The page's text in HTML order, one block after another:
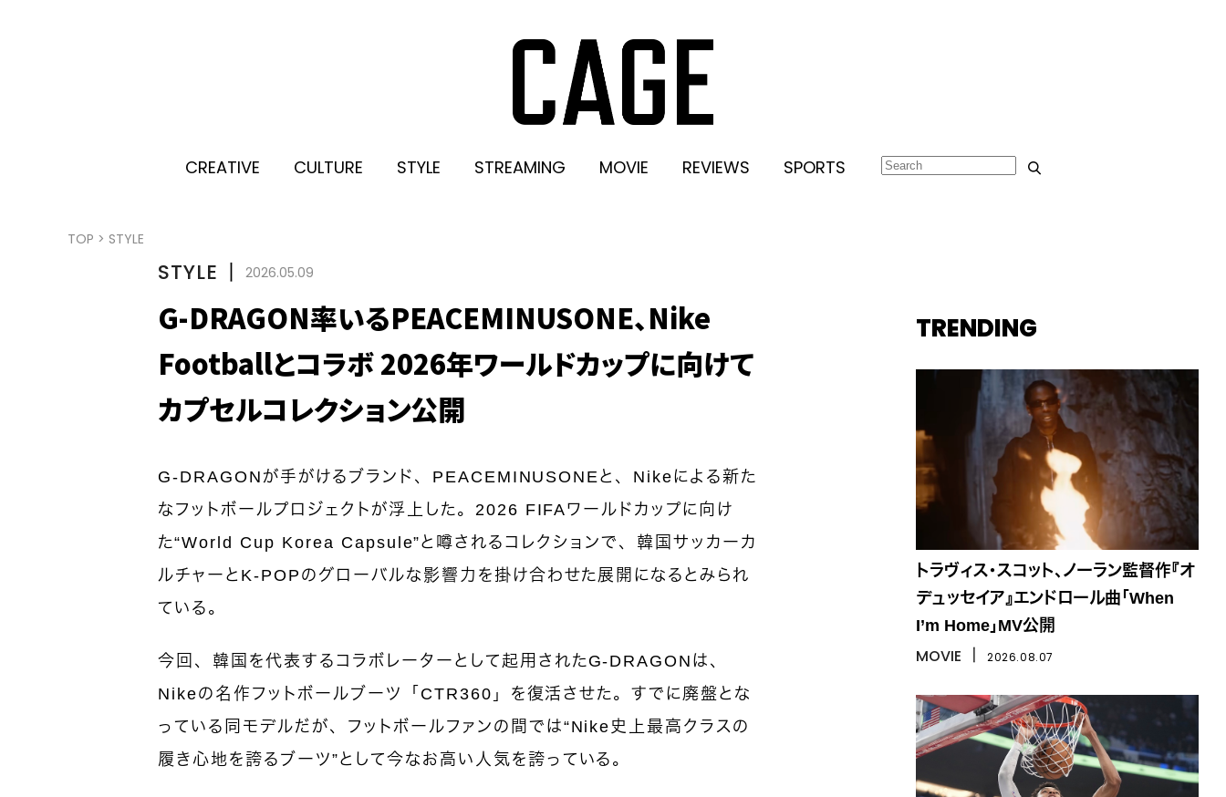
CREATIVE CULTURE STYLE STREAMING MOVIE REVIEWS SPORTS
TOP > STYLE
STYLE 丨 2026.05.09
G-DRAGON率いるPEACEMINUSONE、Nike
Footballとコラボ 2026年ワールドカップに向けて
カプセルコレクション公開
G-DRAGONが手がけるブランド、PEACEMINUSONEと、Nikeによる新た
なフットボールプロジェクトが浮上した。2026 FIFAワールドカップに向け
た“World Cup Korea Capsule”と噂されるコレクションで、韓国サッカーカ
ルチャーとK-POPのグローバルな影響力を掛け合わせた展開になるとみられ
ている。
今回、韓国を代表するコラボレーターとして起用されたG-DRAGONは、
Nikeの名作フットボールブーツ「CTR360」を復活させた。すでに廃盤とな
っている同モデルだが、フットボールファンの間では“Nike史上最高クラスの
履き心地を誇るブーツ”として今なお高い人気を誇っている。
TRENDING
トラヴィス・スコット、ノーラン監督作『オ
デュッセイア』エンドロール曲「When
I’m Home」MV公開
MOVIE 2026.08.07